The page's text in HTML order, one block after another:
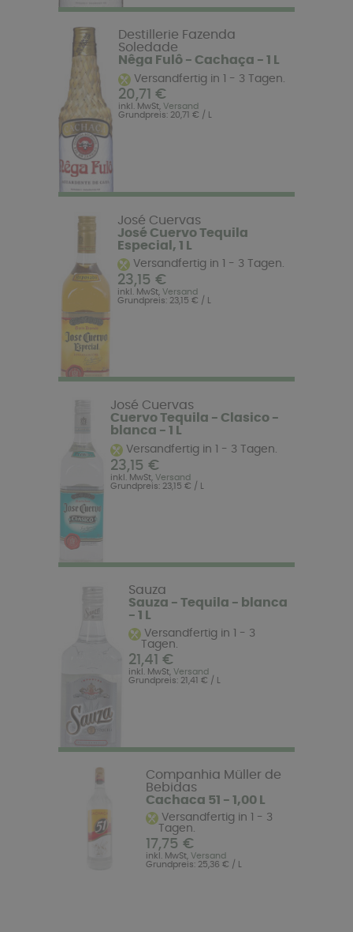
Destillerie Fazenda
Soledade
Nêga Fulô - Cachaça - 1 L
Versandfertig in 1 - 3 Tagen.
20,71 €
inkl. MwSt, Versand
Grundpreis: 20,71 € / L
José Cuervas
José Cuervo Tequila
Especial, 1 L
Versandfertig in 1 - 3 Tagen.
23,15 €
inkl. MwSt, Versand
Grundpreis: 23,15 € / L
José Cuervas
Cuervo Tequila - Clasico -
blanca - 1 L
Versandfertig in 1 - 3 Tagen.
23,15 €
inkl. MwSt, Versand
Grundpreis: 23,15 € / L
Sauza
Sauza - Tequila - blanca
- 1 L
Versandfertig in 1 - 3
Tagen.
21,41 €
inkl. MwSt,Versand
Grundpreis: 21,41 € / L
Companhia Müller de
Bebidas
Cachaca 51 - 1,00 L
Versandfertig in 1 - 3
Tagen.
17,75 €
inkl. MwSt, Versand
Grundpreis: 25,36 € / L